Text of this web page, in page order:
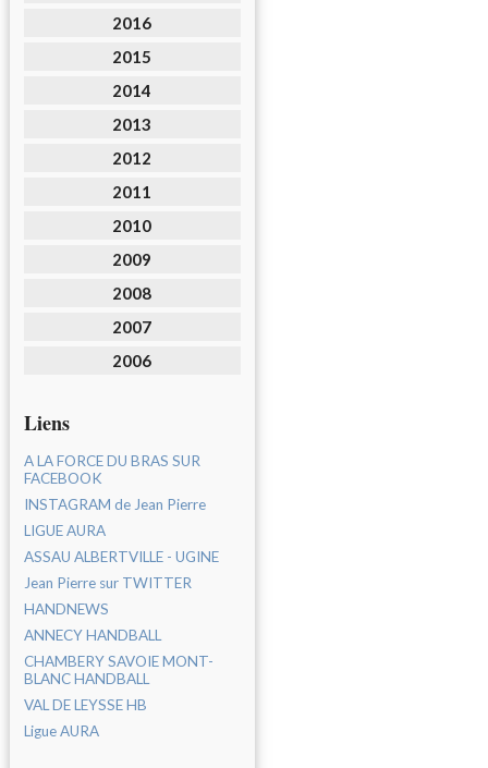
2016
2015
2014
2013
2012
2011
2010
2009
2008
2007
2006
Liens
A LA FORCE DU BRAS SUR
FACEBOOK
INSTAGRAM de Jean Pierre
LIGUE AURA
ASSAU ALBERTVILLE - UGINE
Jean Pierre sur TWITTER
HANDNEWS
ANNECY HANDBALL
CHAMBERY SAVOIE MONT-
BLANC HANDBALL
VAL DE LEYSSE HB
Ligue AURA